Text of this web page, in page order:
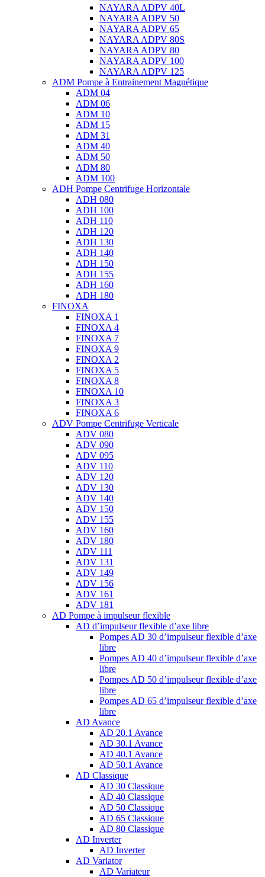
NAYARA ADPV 40L
NAYARA ADPV 50
NAYARA ADPV 65
NAYARA ADPV 80S
NAYARA ADPV 80
NAYARA ADPV 100
NAYARA ADPV 125
ADM Pompe à Entrainement Magnétique
ADM 04
ADM 06
ADM 10
ADM 15
ADM 31
ADM 40
ADM 50
ADM 80
ADM 100
ADH Pompe Centrifuge Horizontale
ADH 080
ADH 100
ADH 110
ADH 120
ADH 130
ADH 140
ADH 150
ADH 155
ADH 160
ADH 180
FINOXA
FINOXA 1
FINOXA 4
FINOXA 7
FINOXA 9
FINOXA 2
FINOXA 5
FINOXA 8
FINOXA 10
FINOXA 3
FINOXA 6
ADV Pompe Centrifuge Verticale
ADV 080
ADV 090
ADV 095
ADV 110
ADV 120
ADV 130
ADV 140
ADV 150
ADV 155
ADV 160
ADV 180
ADV 111
ADV 131
ADV 149
ADV 156
ADV 161
ADV 181
AD Pompe à impulseur flexible
AD d’impulseur flexible d’axe libre
Pompes AD 30 d’impulseur flexible d’axe
libre
Pompes AD 40 d’impulseur flexible d’axe
libre
Pompes AD 50 d’impulseur flexible d’axe
libre
Pompes AD 65 d’impulseur flexible d’axe
libre
AD Avance
AD 20.1 Avance
AD 30.1 Avance
AD 40.1 Avance
AD 50.1 Avance
AD Classique
AD 30 Classique
AD 40 Classique
AD 50 Classique
AD 65 Classique
AD 80 Classique
AD Inverter
AD Inverter
AD Variator
AD Variateur